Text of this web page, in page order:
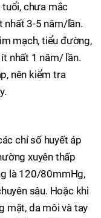
chưa mắc
nhất 3-5 năm/lần.
mạch, tiểu đường,
nhất 1 năm/ lần.
nên kiểm tra
chỉ số huyết áp
xuyên thấp
là 120/80mmHg,
sâu. Hoặc khi
mặt, da môi và tay